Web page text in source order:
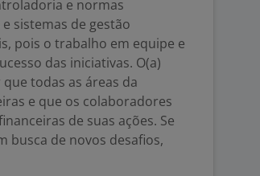
e normas
sistemas de gestão
pois o trabalho em equipe e
das iniciativas. O(a)
todas as áreas da
e que os colaboradores
de suas ações. Se
busca de novos desafios,